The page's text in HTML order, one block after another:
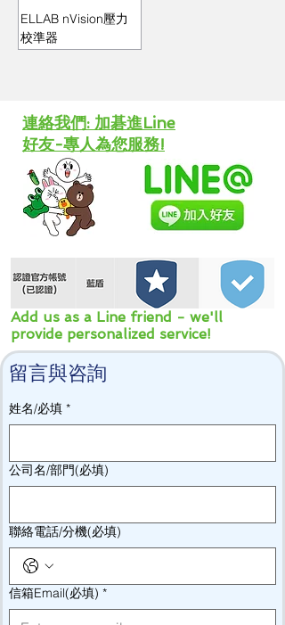
ELLAB nVision壓力
校準器
​連絡我們: 加碁進Line
好友-專人為您服務!
Add us as a Line friend - we'll
provide personalized service!
留言與咨詢
姓名/必填 *
公司名/部門(必填)
聯絡電話/分機(必填)
信箱Email(必填) *